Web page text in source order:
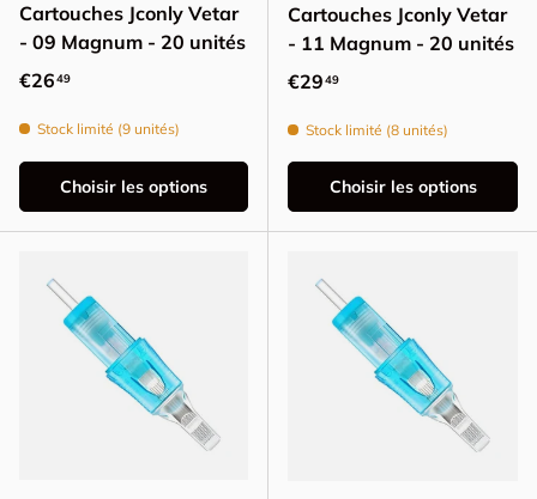
Cartouches Jconly Vetar
- 09 Magnum - 20 unités
Prix habituel
€2649
Stock limité (9 unités)
Choisir les options
Cartouches Jconly Vetar
- 11 Magnum - 20 unités
Prix habituel
€2949
Stock limité (8 unités)
Choisir les options